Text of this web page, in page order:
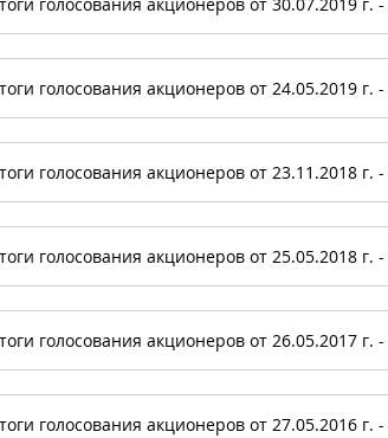
голосования акционеров от 24.05.2019 г. -
голосования акционеров от 23.11.2018 г. -
голосования акционеров от 25.05.2018 г. -
голосования акционеров от 26.05.2017 г. -
голосования акционеров от 27.05.2016 г. -